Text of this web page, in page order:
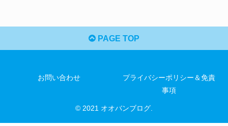
PAGE TOP
お問い合わせ
プライバシーポリシー＆免責
事項
© 2021 オオバンブログ.